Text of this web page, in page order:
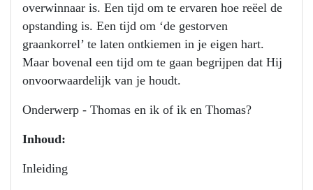
overwinnaar is. Een tijd om te ervaren hoe reëel de
opstanding is. Een tijd om ‘de gestorven
graankorrel’ te laten ontkiemen in je eigen hart.
Maar bovenal een tijd om te gaan begrijpen dat Hij
onvoorwaardelijk van je houdt.
Onderwerp - Thomas en ik of ik en Thomas?
Inhoud:
Inleiding